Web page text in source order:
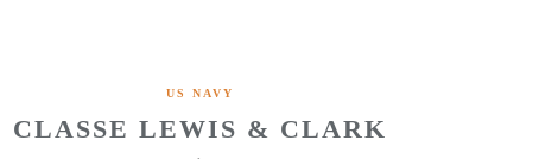
US NAVY
CLASSE LEWIS & CLARK